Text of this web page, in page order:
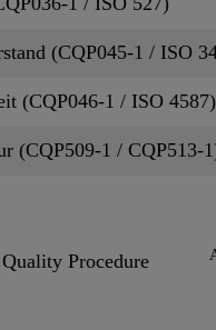
(CQP045-1 / ISO
(CQP046-1 / ISO 4587)
(CQP509-1 / CQP513-
Procedure